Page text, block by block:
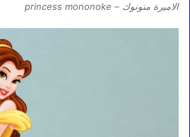
الاميرة منونوك – princess mononoke